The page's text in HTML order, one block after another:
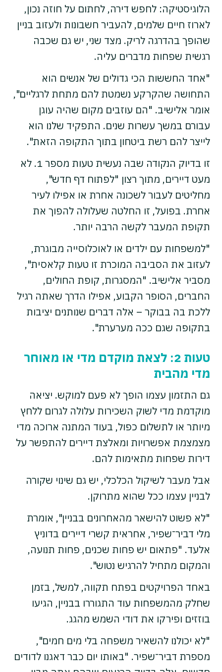
הלוגיסטיקה: לחפש דירה, לחתום על חוזה נכון,
לארוז חיים שלמים, להעביר חשבונות ולעזוב בניין
שהופך בהדרגה לריק. מצד שני, יש גם שכבה
רגשית שפחות מדברים עליה.
"אחד החששות הכי גדולים של אנשים הוא
התחושה שהקרקע נשמטת להם מתחת לרגליים",
אומר אלישיב. "הם עוזבים מקום שהיה עוגן
עבורם במשך עשרות שנים. התפקיד שלנו הוא
לייצר להם רשת ביטחון בתוך התקופה הזאת".
זו בדיוק הנקודה שבה נעשית טעות מספר 1. לא
מעט דיירים, מתוך רצון "לפתוח דף חדש",
מחליטים לעבור לשכונה אחרת או אפילו לעיר
אחרת. בפועל, זו החלטה שעלולה להפוך את
תקופת המעבר לקשה הרבה יותר.
"למשפחות עם ילדים או לאוכלוסייה מבוגרת,
לעזוב את הסביבה המוכרת זו טעות קלאסית",
מסביר אלישיב. "המסגרות, קופת החולים,
החברים, הסופר הקבוע, אפילו הדרך שאתה רגיל
ללכת בה בבוקר – אלה דברים שנותנים יציבות
בתקופה שגם ככה מערערת".
טעות 2: לצאת מוקדם מדי או מאוחר
מדי מהבית
גם התזמון עצמו הופך לא פעם למוקש. יציאה
מוקדמת מדי לשוק השכירות עלולה לגרום ללחץ
מיותר או לתשלום כפול, בעוד המתנה ארוכה מדי
מצמצמת אפשרויות ומאלצת דיירים להתפשר על
דירות שפחות מתאימות להם.
אבל מעבר לשיקול הכלכלי, יש גם שינוי שקורה
לבניין עצמו ככל שהוא מתרוקן.
"לא פשוט להישאר מהאחרונים בבניין", אומרת
מלי דביר־שפיר, אחראית קשרי דיירים בדוניץ
אלעד. "פתאום יש פחות שכנים, פחות תנועה,
והמקום מתחיל להרגיש נטוש".
באחד הפרויקטים בפתח תקווה, למשל, בזמן
שחלק מהמשפחות עוד התגוררו בבניין, הגיעו
בוזזים ופירקו את דודי השמש מהגג.
"לא יכולנו להשאיר משפחה בלי מים חמים",
מספרת דביר־שפיר. "באותו יום כבר דאגנו לדודים